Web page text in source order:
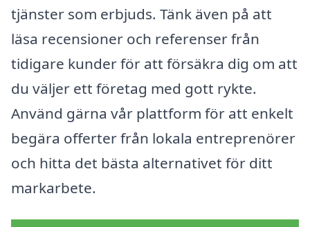
tjänster som erbjuds. Tänk även på att
läsa recensioner och referenser från
tidigare kunder för att försäkra dig om att
du väljer ett företag med gott rykte.
Använd gärna vår plattform för att enkelt
begära offerter från lokala entreprenörer
och hitta det bästa alternativet för ditt
markarbete.